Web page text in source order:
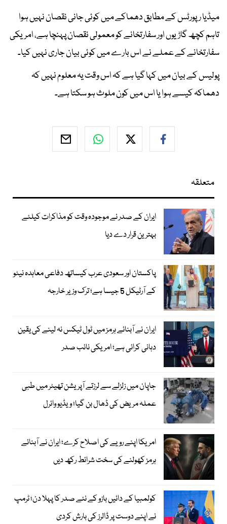
میڈیا رپورٹس کے مطابق دھماکے میں کوئی جانی نقصان نہیں ہوا
تاہم کچھ گاڑیوں اور سفارتخانے کو معمولی نقصان پہنچا ہے، امریکی
سفارتخانے کے عملے نے اس بارے میں کوئی بیان جاری نہیں کیا۔
پولیس کے بیان میں کہا گیا ہے کہ اس وقت یہ معلوم نہیں کہ
دھماکہ کیسے ہوا یا اس میں کون ملوث ہو سکتا ہے۔
متعلقہ
ایران کے صدر نے موجودہ وقت کو مذاکرات کیلئے
بہترین قرار دے دیا
پاکستان اور سعودی عرب کیساتھ دفاعی معاہدہ نیٹو
کے آرٹیکل 5 جیسا ہے؛ ترک وزیر خارجہ
ایران نے آبنائے ہرمز میں ٹول ٹیکس نہ لینے کی یقین
دہانی کرائی ہے؛ امریکی نائب صدر
جاپان میں زلزلے سے لرزتے آپریشن تھیٹر میں طبی
عملہ مریض کی ڈھال بن گیا؛ ویڈیو وائرل
امریکا اپنے رویے کی اصلاح کرے؛ ایران نے آبنائے
ہرمز کھولنے کی سخت شرائط رکھ دیں
کولمبیا کے دائیں بازو کے نئے صدر کا پہلا دن؛ ٹرمپ
نے اپنے دوست پر ڈالرز کی بارش کردی